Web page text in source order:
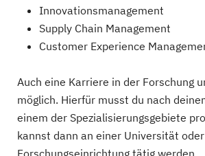
Innovationsmanagement
Supply Chain Management
Customer Experience
Auch eine Karriere in der Forschung
möglich. Hierfür musst du nach
einem der Spezialisierungsgebiete
kannst dann an einer Universität
Forschungseinrichtung tätig werden.